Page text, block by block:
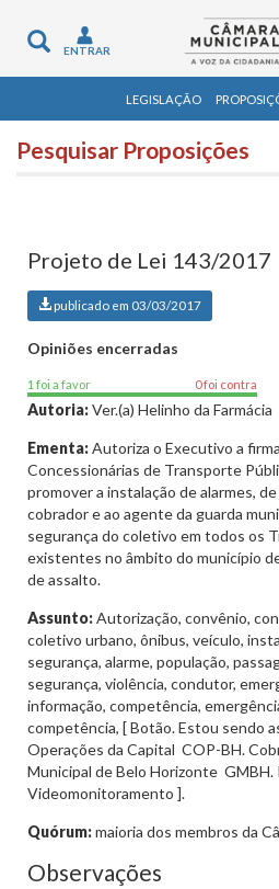
Toggle
navigation
ENTRAR
LEGISLAÇÃO
Pesquisar Proposições
Projeto de Lei 143/2017
publicado em 03/03/2017
Opiniões encerradas
1 foi a favor 0 foi contra
Autoria:Ver.(a) Helinho da Farmácia
Ementa:Autoriza o Executivo a
Concessionárias de Transporte
promover a instalação de alarmes,
cobrador e ao agente da guarda
segurança do coletivo em todos os
existentes no âmbito do município
de assalto.
Assunto:Autorização, convênio,
coletivo urbano, ônibus, veículo,
segurança, alarme, população,
segurança, violência, condutor,
informação, competência,
competência, [ Botão. Estou sendo
Operações da Capital  COP-BH.
Municipal de Belo Horizonte 
Videomonitoramento ].
Quórum:maioria dos membros da
Observações